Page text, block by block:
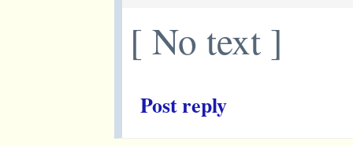
[ No text ]
Post reply